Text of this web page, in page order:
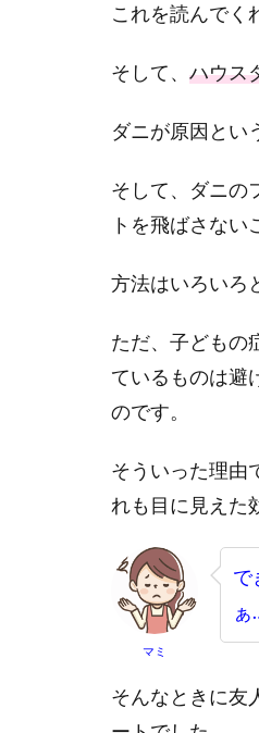
これを読んでく
そして、 ハウス
ダニが原因とい
そして、ダニの
トを飛ばさない
方法はいろいろ
ただ、子どもの
ているものは避
のです。
そういった理由
れも目に見えた
マミ
で
そんなときに友